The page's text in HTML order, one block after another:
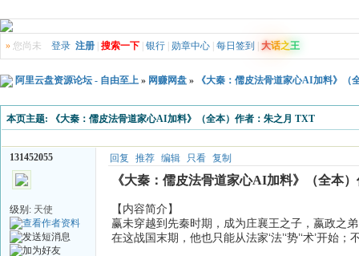
» 您尚未 登录 注册 搜索一下 银行 勋章中心 每日签到 大话之王
阿里云盘资源论坛 - 自由至上 » 网赚网盘 » 《大秦：儒皮法骨道家心AI加料》（
本页主题: 《大秦：儒皮法骨道家心AI加料》（全本）作者：朱之月 TXT
131452055
级别: 天使
回复 推荐 编辑 只看 复制
《大秦：儒皮法骨道家心AI加料》（全本
【内容简介】
赢未穿越到先秦时期，成为庄襄王之子，嬴政之
在这战国末期，他也只能从法家‘法’‘势’‘术’开